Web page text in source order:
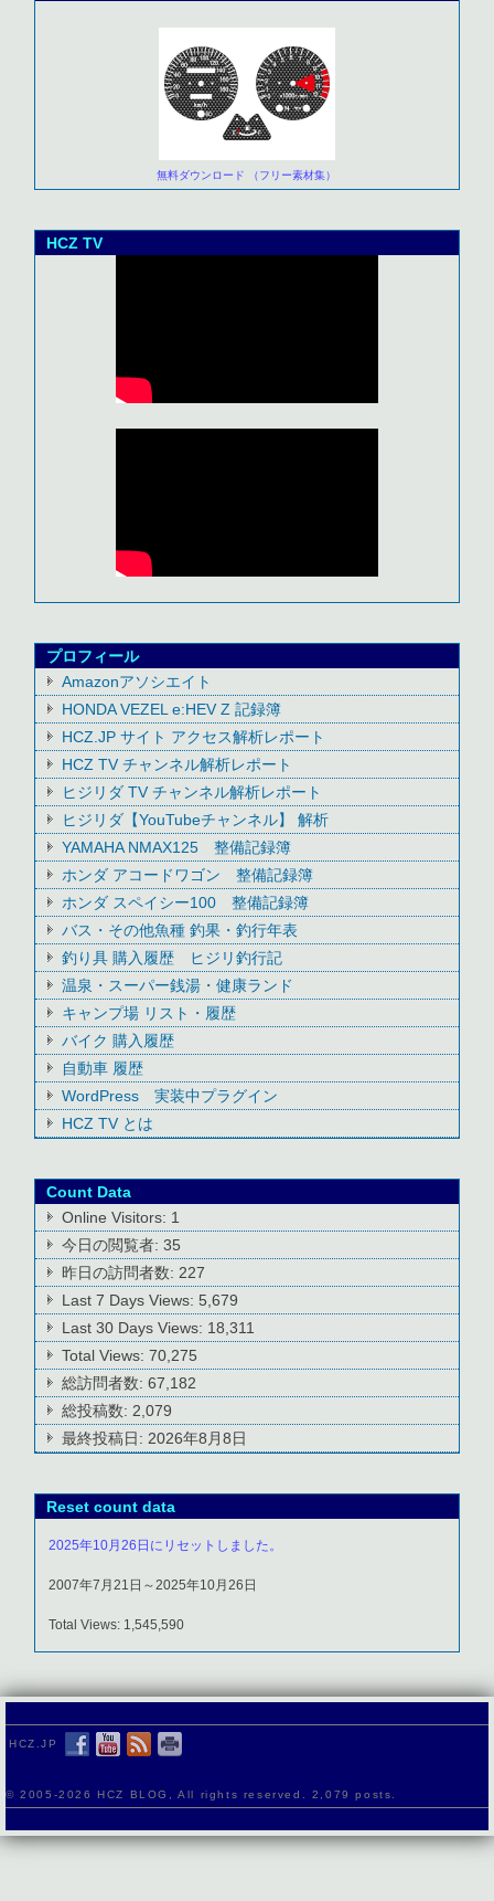
無料ダウンロード （フリー素材集）
HCZ TV
プロフィール
Amazonアソシエイト
HONDA VEZEL e:HEV Z 記録簿
HCZ.JP サイト アクセス解析レポート
HCZ TV チャンネル解析レポート
ヒジリダ TV チャンネル解析レポート
ヒジリダ【YouTubeチャンネル】 解析
YAMAHA NMAX125 整備記録簿
ホンダ アコードワゴン 整備記録簿
ホンダ スペイシー100 整備記録簿
バス・その他魚種 釣果・釣行年表
釣り具 購入履歴 ヒジリ釣行記
温泉・スーパー銭湯・健康ランド
キャンプ場 リスト・履歴
バイク 購入履歴
自動車 履歴
WordPress 実装中プラグイン
HCZ TV とは
Count Data
Online Visitors: 1
今日の閲覧者:35
昨日の訪問者数:227
Last 7 Days Views: 5,679
Last 30 Days Views: 18,311
Total Views:70,275
総訪問者数:67,182
総投稿数:2,079
最終投稿日:2026年8月8日
Reset count data
2025年10月26日にリセットしました。
2007年7月21日～2025年10月26日
Total Views: 1,545,590
HCZ.JP
© 2005-2026 HCZ BLOG, All rights reserved. 2,079 posts.